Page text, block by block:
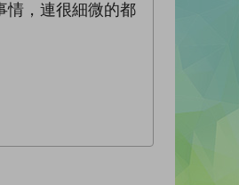
情，連很細微的都